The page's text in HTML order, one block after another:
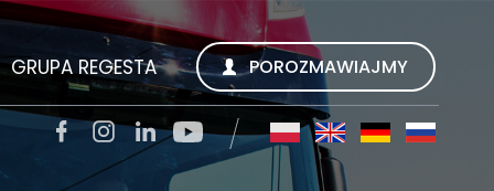
GRUPA REGESTA
REGESTA S.A.
POROZMAWIAJMY